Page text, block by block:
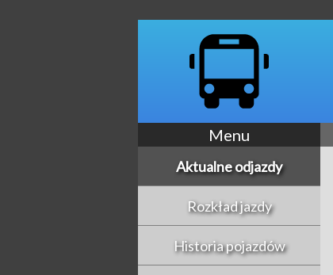
Menu
Aktualne odjazdy
Rozkład jazdy
Historia pojazdów